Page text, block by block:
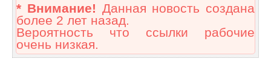
* Внимание! Данная новость создана
более 2 лет назад.
Вероятность что ссылки рабочие
очень низкая.